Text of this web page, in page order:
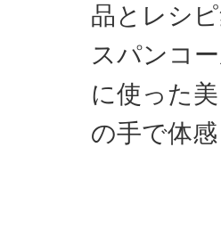
品とレシピ
スパンコ
に使った
の手で体